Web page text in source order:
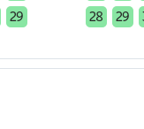
29
28
29